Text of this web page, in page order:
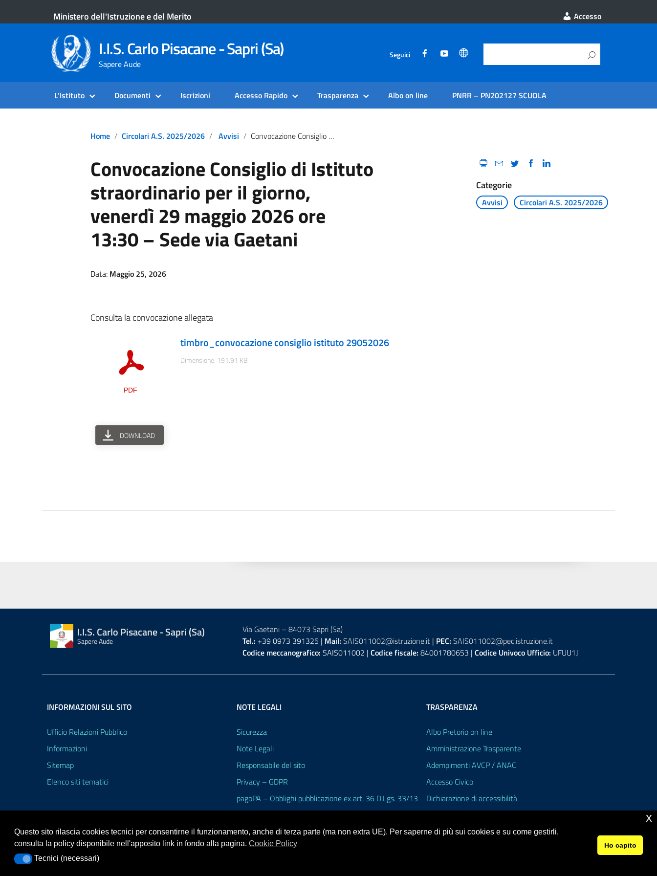
Ministero dell'Istruzione e del Merito Accesso
I.I.S. Carlo Pisacane - Sapri (Sa)
Sapere Aude
Seguici
L’Istituto Documenti Iscrizioni Accesso Rapido Trasparenza Albo on line PNRR – PN202127 SCUOLA
Home Circolari A.S. 2025/2026 Avvisi Convocazione Consiglio Di Istituto Straordinario Per Il Giorno, Venerdì 29 Maggio 2026 Ore 13:30 – Sede Via Gaetani
Convocazione Consiglio di Istituto
straordinario per il giorno,
venerdì 29 maggio 2026 ore
13:30 – Sede via Gaetani
Categorie
Avvisi Circolari A.S. 2025/2026
Data: Maggio 25, 2026
Consulta la convocazione allegata
timbro_convocazione consiglio istituto 29052026
Dimensione: 191.91 KB
DOWNLOAD
I.I.S. Carlo Pisacane - Sapri (Sa)
Sapere Aude
Via Gaetani – 84073 Sapri (Sa)
Tel.: +39 0973 391325 | Mail: SAIS011002@istruzione.it| PEC: SAIS011002@pec.istruzione.it
Codice meccanografico: SAIS011002 | Codice fiscale: 84001780653 | Codice Univoco Ufficio: UFUU1J
INFORMAZIONI SUL SITO
Ufficio Relazioni Pubblico
Informazioni
Sitemap
Elenco siti tematici
NOTE LEGALI
Sicurezza
Note Legali
Responsabile del sito
Privacy – GDPR
pagoPA – Obblighi pubblicazione ex art. 36 D.Lgs. 33/13
TRASPARENZA
Albo Pretorio on line
Amministrazione Trasparente
Adempimenti AVCP / ANAC
Accesso Civico
Dichiarazione di accessibilità
Portale realizzato con la piattaforma
Template Italia configurato sul tema accessibile
© 2026 I.I.S. Carlo Pisacane - Sapri (Sa)
Questo sito rilascia cookies tecnici per consentirne il funzionamento, anche di terza parte (ma non extra UE). Per saperne di più sui cookies e su come gestirli,
consulta la policy disponibile nell'apposito link in fondo alla pagina. Cookie Policy
Tecnici (necessari)
Tecnici (necessari)
Ho capito
x